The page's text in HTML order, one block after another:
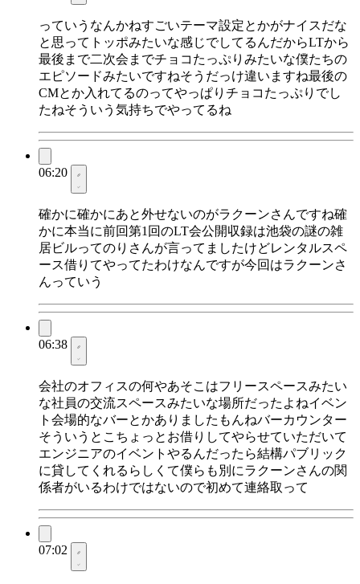
っていうなんかねすごいテーマ設定とかがナイスだな
と思ってトッポみたいな感じでしてるんだからLTから
最後まで二次会までチョコたっぷりみたいな僕たちの
エピソードみたいですねそうだっけ違いますね最後の
CMとか入れてるのってやっぱりチョコたっぷりでし
たねそういう気持ちでやってるね
06:20
確かに確かにあと外せないのがラクーンさんですね確
かに本当に前回第1回のLT会公開収録は池袋の謎の雑
居ビルってのりさんが言ってましたけどレンタルスペ
ース借りてやってたわけなんですが今回はラクーンさ
んっていう
06:38
会社のオフィスの何やあそこはフリースペースみたい
な社員の交流スペースみたいな場所だったよねイベン
ト会場的なバーとかありましたもんねバーカウンター
そういうとこちょっとお借りしてやらせていただいて
エンジニアのイベントやるんだったら結構パブリック
に貸してくれるらしくて僕らも別にラクーンさんの関
係者がいるわけではないので初めて連絡取って
07:02